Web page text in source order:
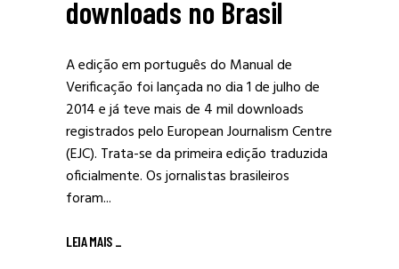
downloads no Brasil
A edição em português do Manual de
Verificação foi lançada no dia 1 de julho de
2014 e já teve mais de 4 mil downloads
registrados pelo European Journalism Centre
(EJC). Trata-se da primeira edição traduzida
oficialmente. Os jornalistas brasileiros
foram...
LEIA MAIS _